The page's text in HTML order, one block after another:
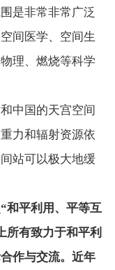
是非常非常广泛
间医学、空间生
理、燃烧等科学
中国的天宫空间
力和辐射资源依
站可以极大地缓
和平利用、平等互
所有致力于和平利
作与交流。近年